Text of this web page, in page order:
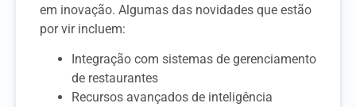
em inovação. Algumas das novidades que estão
por vir incluem:
Integração com sistemas de gerenciamento
de restaurantes
Recursos avançados de inteligência